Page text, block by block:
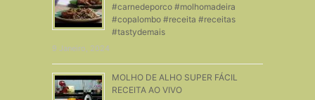
#carnedeporco #molhomadeira
#copalombo #receita #receitas
#tastydemais
9 Janeiro, 2024
MOLHO DE ALHO SUPER FÁCIL
RECEITA AO VIVO